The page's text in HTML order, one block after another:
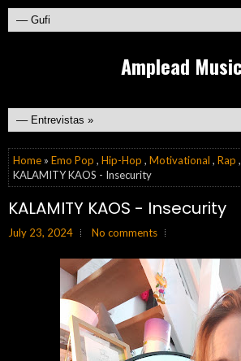
Amplead Music
Home » Emo Pop , Hip-Hop , Motivational , Rap ,
KALAMITY KAOS - Insecurity
KALAMITY KAOS - Insecurity
July 23, 2024 No comments